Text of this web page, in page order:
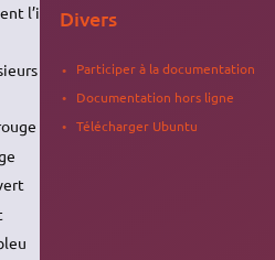
l’imaginer en fonction du
variations de cette anomalie
Divers
Participer à la documentation
Documentation hors ligne
Télécharger Ubuntu